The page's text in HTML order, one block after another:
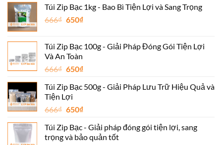
là:
666₫.
tại
là:
Túi Zip Bạc 1kg - Bao Bì Tiện Lợi và Sang Trọng
666₫ Giá
666₫.
650₫Giá
là:
Túi Zip Bạc 100g - Giải Pháp Đóng Gói Tiện Lợi
Và An Toàn
666₫ Giá
là:
666₫.
650₫Giá
tại
650₫.
Túi Zip Bạc 500g - Giải Pháp Lưu Trữ Hiệu Quả và
Tiện Lợi
666₫ Giá
là:
666₫.
650₫Giá
tại
là:
Túi Zip Bạc - Giải pháp đóng gói tiện lợi, sang
trọng và bảo quản tốt